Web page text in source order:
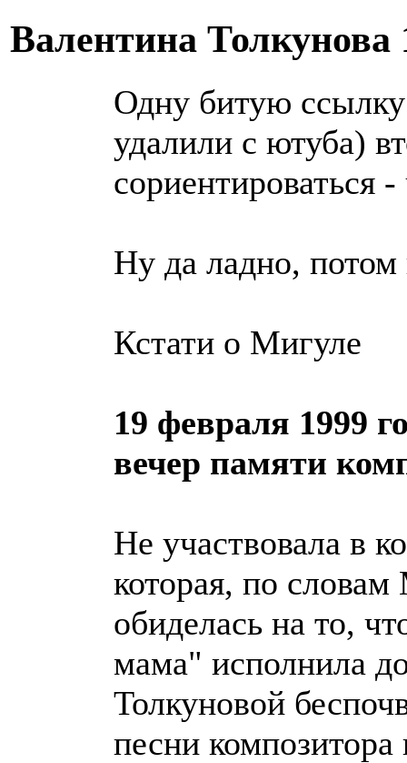
Валентина Толкунова
Одну битую
удалили с ютуба)
сориентироваться
Ну да ладно, потом
Кстати о Мигуле
19 февраля 1999
вечер памяти
Не участвовала в
которая, по
обиделась на то,
мама" исполнила
Толкуновой
песни